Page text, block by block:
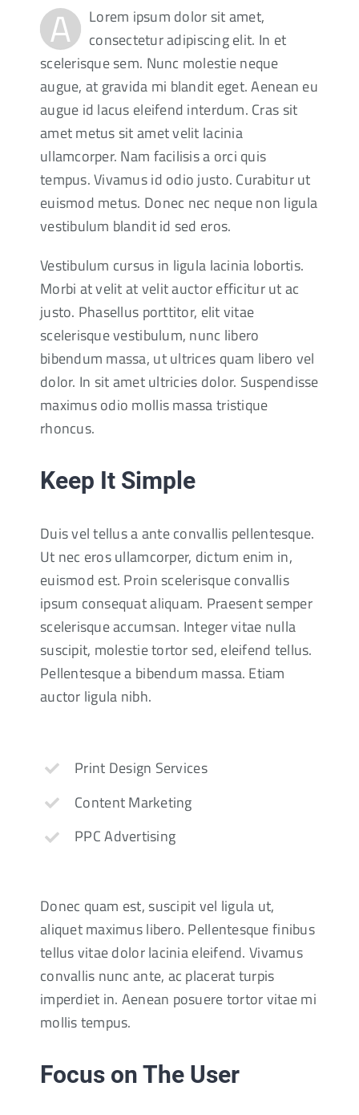
A
Lorem ipsum dolor sit amet,
consectetur adipiscing elit. In et
scelerisque sem. Nunc molestie neque
augue, at gravida mi blandit eget. Aenean eu
augue id lacus eleifend interdum. Cras sit
amet metus sit amet velit lacinia
ullamcorper. Nam facilisis a orci quis
tempus. Vivamus id odio justo. Curabitur ut
euismod metus. Donec nec neque non ligula
vestibulum blandit id sed eros.
Vestibulum cursus in ligula lacinia lobortis.
Morbi at velit at velit auctor efficitur ut ac
justo. Phasellus porttitor, elit vitae
scelerisque vestibulum, nunc libero
bibendum massa, ut ultrices quam libero vel
dolor. In sit amet ultricies dolor. Suspendisse
maximus odio mollis massa tristique
rhoncus.
Keep It Simple
Duis vel tellus a ante convallis pellentesque.
Ut nec eros ullamcorper, dictum enim in,
euismod est. Proin scelerisque convallis
ipsum consequat aliquam. Praesent semper
scelerisque accumsan. Integer vitae nulla
suscipit, molestie tortor sed, eleifend tellus.
Pellentesque a bibendum massa. Etiam
auctor ligula nibh.
Print Design Services
Content Marketing
PPC Advertising
Donec quam est, suscipit vel ligula ut,
aliquet maximus libero. Pellentesque finibus
tellus vitae dolor lacinia eleifend. Vivamus
convallis nunc ante, ac placerat turpis
imperdiet in. Aenean posuere tortor vitae mi
mollis tempus.
Focus on The User